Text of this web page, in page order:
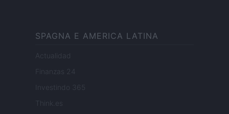
SPAGNA E AMERICA LATINA
Actualidad
Finanzas 24
Investindo 365
Think.es